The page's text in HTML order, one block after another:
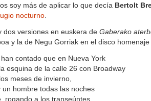
soy más de aplicar lo que decía Bertolt
nocturno.
dos versiones en euskera de Gaberako
y la de Negu Gorriak en el disco
han contado que en Nueva York
esquina de la calle 26 con Broadway
meses de invierno,
un hombre todas las noches
rogando a los transeúntes,